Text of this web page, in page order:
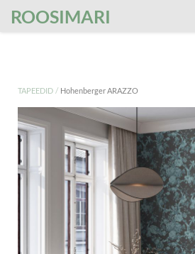
ROOSIMARI
TAPEEDID / Hohenberger ARAZZO